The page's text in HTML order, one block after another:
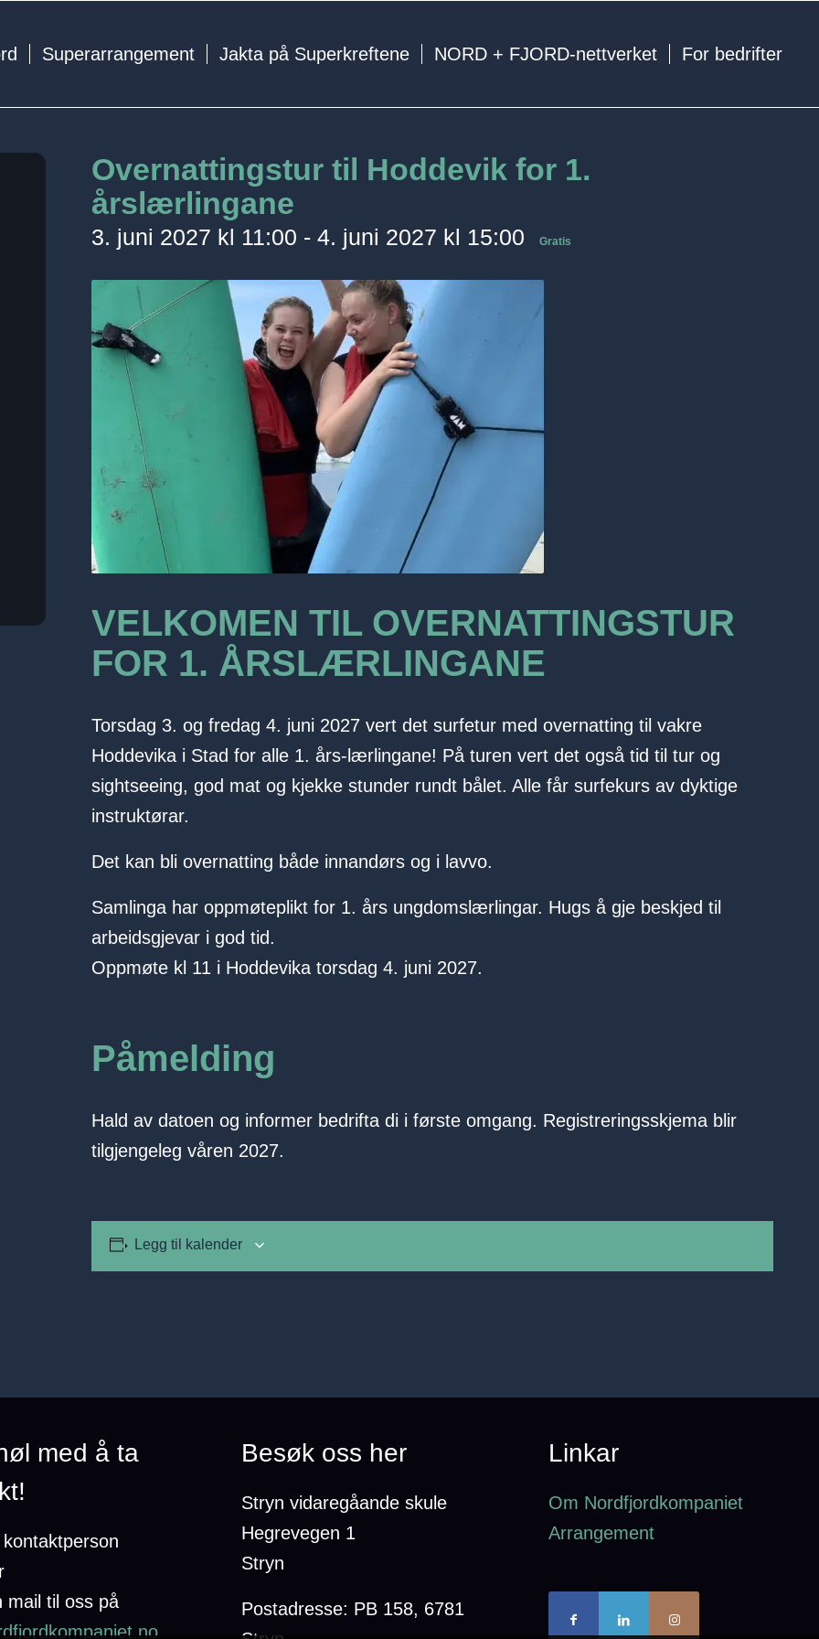
Superarrangement Jakta på Superkreftene NORD + FJORD-nettverket For bedrifter
Overnattingstur til Hoddevik for 1.
årslærlingane
3. juni 2027 kl 11:00 - 4. juni 2027 kl 15:00 Gratis
VELKOMEN TIL OVERNATTINGSTUR
FOR 1. ÅRSLÆRLINGANE
Torsdag 3. og fredag 4. juni 2027 vert det surfetur med overnatting til vakre
Hoddevika i Stad for alle 1. års-lærlingane! På turen vert det også tid til tur og
sightseeing, god mat og kjekke stunder rundt bålet. Alle får surfekurs av dyktige
instruktørar.
Det kan bli overnatting både innandørs og i lavvo.
Samlinga har oppmøteplikt for 1. års ungdomslærlingar. Hugs å gje beskjed til
arbeidsgjevar i god tid.
Oppmøte kl 11 i Hoddevika torsdag 4. juni 2027.
Påmelding
Hald av datoen og informer bedrifta di i første omgang. Registreringsskjema blir
tilgjengeleg våren 2027.
Legg til kalender
med å ta
mail til oss på
Besøk oss her
Stryn vidaregåande skule
Hegrevegen 1
Stryn
Postadresse: PB 158, 6781
Linkar
Om Nordfjordkompaniet
Arrangement